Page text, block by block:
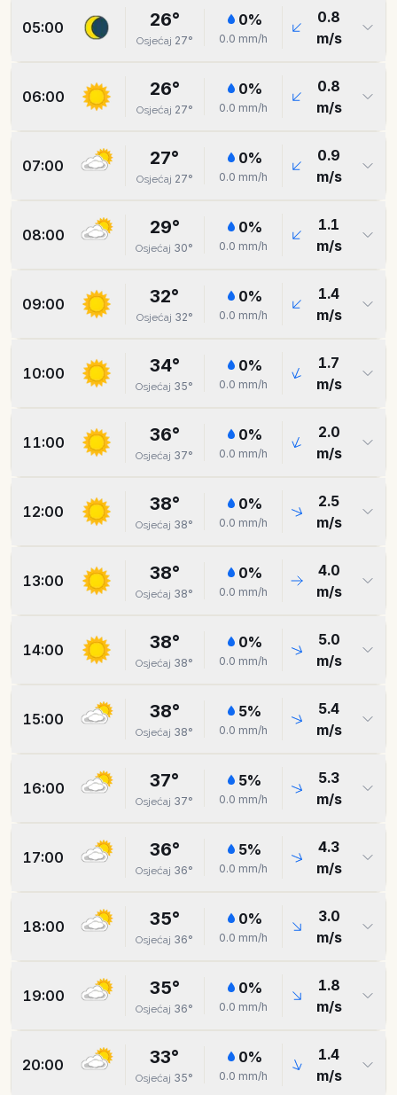
05:00 26°
Osjećaj 27°
0%
0.0 mm/h
0.8
m/s
06:00 26°
Osjećaj 27°
0%
0.0 mm/h
0.8
m/s
07:00 27°
Osjećaj 27°
0%
0.0 mm/h
0.9
m/s
08:00 29°
Osjećaj 30°
0%
0.0 mm/h
1.1
m/s
09:00 32°
Osjećaj 32°
0%
0.0 mm/h
1.4
m/s
10:00 34°
Osjećaj 35°
0%
0.0 mm/h
1.7
m/s
11:00 36°
Osjećaj 37°
0%
0.0 mm/h
2.0
m/s
12:00 38°
Osjećaj 38°
0%
0.0 mm/h
2.5
m/s
13:00 38°
Osjećaj 38°
0%
0.0 mm/h
4.0
m/s
14:00 38°
Osjećaj 38°
0%
0.0 mm/h
5.0
m/s
15:00 38°
Osjećaj 38°
5%
0.0 mm/h
5.4
m/s
16:00 37°
Osjećaj 37°
5%
0.0 mm/h
5.3
m/s
17:00 36°
Osjećaj 36°
5%
0.0 mm/h
4.3
m/s
18:00 35°
Osjećaj 36°
0%
0.0 mm/h
3.0
m/s
19:00 35°
Osjećaj 36°
0%
0.0 mm/h
1.8
m/s
20:00 33°
Osjećaj 35°
0%
0.0 mm/h
1.4
m/s